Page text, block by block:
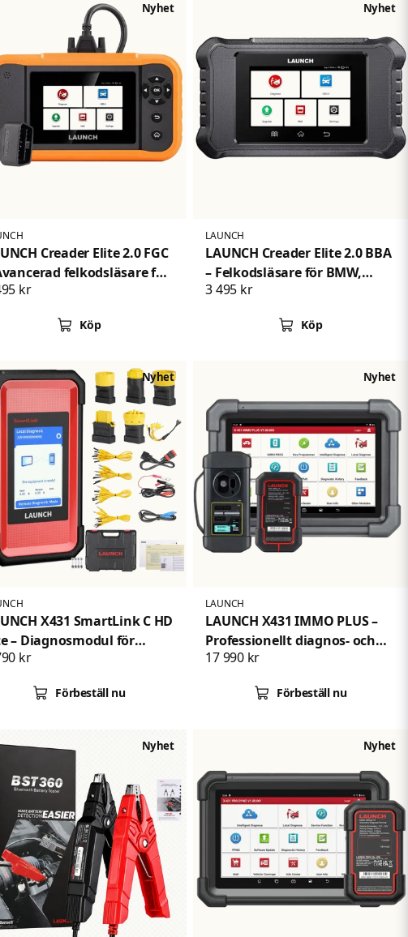
Creader Elite 2.0 FGC
felkodsläsare för
GM och Chrysler
kr
Köp
Nyhet
LAUNCH
LAUNCH Creader Elite 2.0 BBA
– Felkodsläsare för BMW,
Mercedes-Benz och Audi
3 495 kr
Köp
Nyhet
X431 SmartLink C HD
– Diagnosmodul för
och tunga fordon
kr
Förbeställ nu
Nyhet
LAUNCH
LAUNCH X431 IMMO PLUS –
Professionellt diagnos- och
nyckelprogrammeringsverktyg
17 990 kr
Förbeställ nu
Nyhet
Nyhet Nyhet